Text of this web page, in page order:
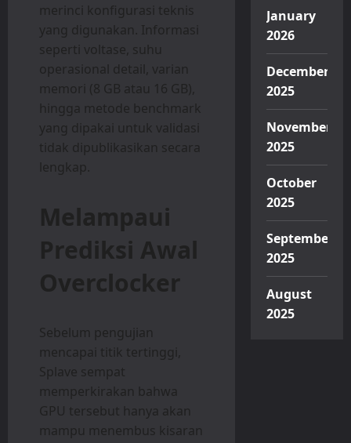
merinci konfigurasi teknis
yang digunakan. Informasi
seperti voltase, suhu
operasional detail, varian
memori (8 GB atau 16 GB),
hingga metode benchmark
yang dipakai untuk validasi
tidak dipublikasikan secara
lengkap.
Melampaui
Prediksi Awal
Overclocker
Sebelum pengujian
mencapai titik tertinggi,
Splave sempat
memperkirakan bahwa
GPU tersebut hanya akan
mampu menembus kisaran
January
2026
December
2025
November
2025
October
2025
September
2025
August
2025